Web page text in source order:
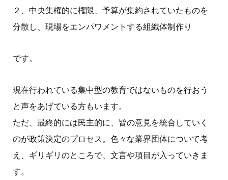
２、中央集権的に権限、予算が集約されていたものを
分散し、現場をエンパワメントする組織体制作り
です。
現在行われている集中型の教育ではないものを行おう
と声をあげている方もいます。
ただ、最終的には民主的に、皆の意見を統合していく
のが政策決定のプロセス。色々な業界団体について考
え、ギリギリのところで、文言や項目が入っていきま
す。